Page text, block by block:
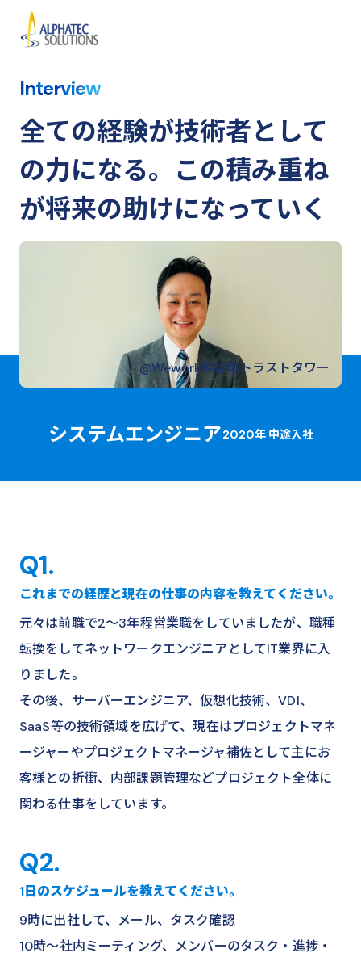
会社を知る
仕事の全体⁨⁩像を知る
お客様を知る
働く環境
教育研修
キャリア採用
Interview
全ての経験が技術者として
の力になる。 この積み重ね
が将来の助けになっていく
@Wework神谷町トラストタワー
システムエンジニア2020年 中途入社
Q1.
これまでの経歴と現在の仕事の内容を教えてください。
元々は前職で2〜3年程営業職をしていましたが、職種
転換をしてネットワークエンジニアとしてIT業界に入
りました。
その後、サーバーエンジニア、仮想化技術、VDI、
SaaS等の技術領域を広げて、現在はプロジェクトマネ
ージャーやプロジェクトマネージャ補佐として主にお
客様との折衝、内部課題管理などプロジェクト全体に
関わる仕事をしています。
Q2.
1日のスケジュールを教えてください。
9時に出社して、メール、タスク確認
10時～社内ミーティング、メンバーのタスク・進捗・